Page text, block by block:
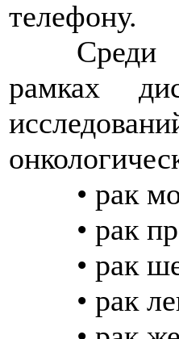
телефону.
Среди
рамках
• рак
• рак
• рак
• рак